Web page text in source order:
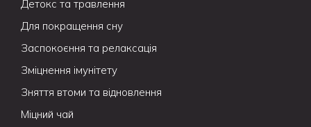
Детокс та травлення
Для покращення сну
Заспокоєння та релаксація
Зміцнення імунітету
Зняття втоми та відновлення
Міцний чай